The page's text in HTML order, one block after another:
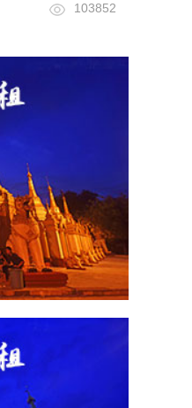
103852